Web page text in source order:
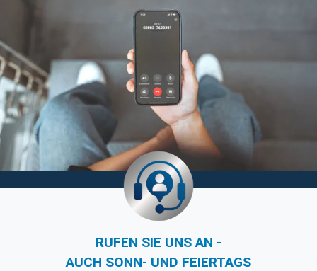
RUFEN SIE UNS AN -
AUCH SONN- UND FEIERTAGS